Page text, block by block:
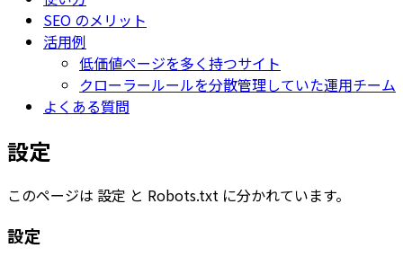
SEO のメリット
活用例
低価値ページを多く持つサイト
クローラールールを分散管理していた運用チーム
よくある質問
設定
このページは 設定 と Robots.txt に分かれています。
設定